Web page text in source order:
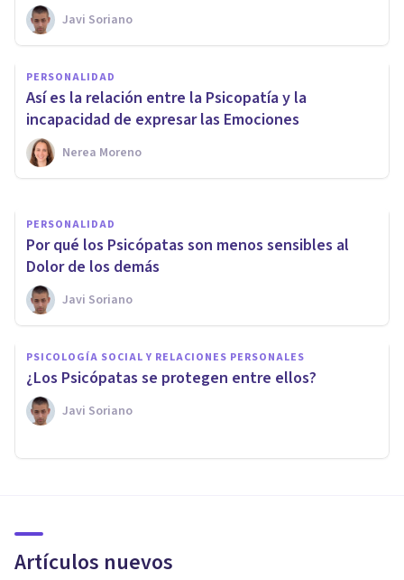
Javi Soriano
PERSONALIDAD
Así es la relación entre la Psicopatía y la
incapacidad de expresar las Emociones
Nerea Moreno
PSICOLOGÍA SOCIAL Y RELACIONES PERSONALES
Trump es visto como el
candidato con una
personalidad más antisocial...
también por sus votantes
Javi Soriano
PERSONALIDAD
Por qué los Psicópatas son menos sensibles al
Dolor de los demás
Javi Soriano
PSICOLOGÍA SOCIAL Y RELACIONES PERSONALES
¿Los Psicópatas se protegen entre ellos?
Javi Soriano
Artículos nuevos